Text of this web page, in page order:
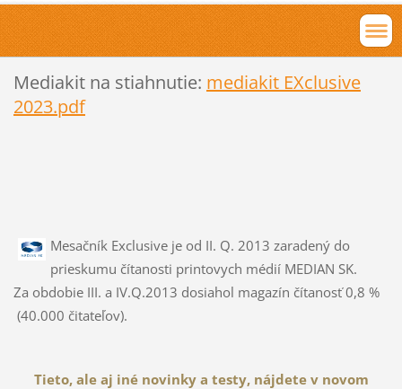
Mediakit na stiahnutie: mediakit EXclusive
2023.pdf
Mesačník Exclusive je od II. Q. 2013 zaradený do
prieskumu čítanosti printovych médií MEDIAN SK.
Za obdobie III. a IV.Q.2013 dosiahol magazín čítanosť 0,8 %
(40.000 čitateľov).
Tieto, ale aj iné novinky a testy, nájdete v novom